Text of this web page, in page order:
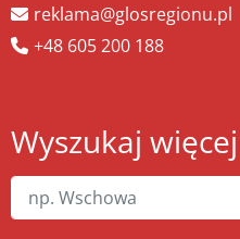
reklama@glosregionu.pl
+48 605 200 188
Wyszukaj więcej